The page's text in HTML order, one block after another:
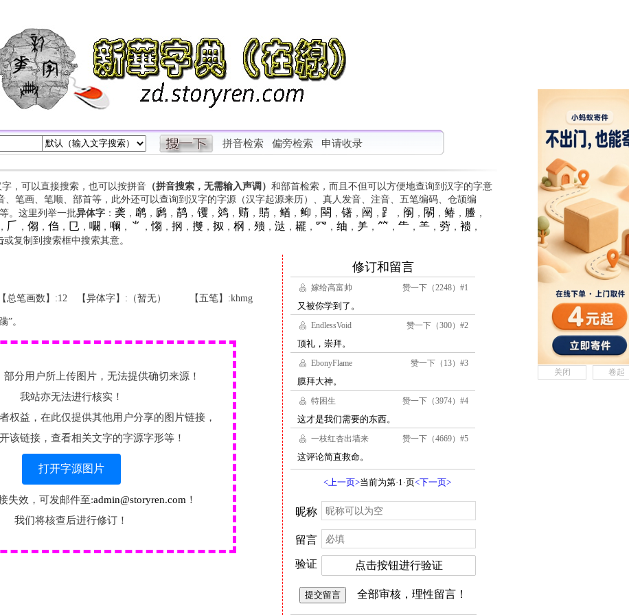
拼音检索 偏旁检索 申请收录
，可以直接搜索，也可以按拼音（拼音搜索，无需输入声调） 和部首检索，而且不但可以方便地查询到汉字的字意
笔画、笔顺、部首等，此外还可以查询到汉字的字源（汉字起源来历）、真人发音、注音、五笔编码、仓颉编
。这里列举一批异体字： 䶮 ， 䴙， 䴘， 䴖， 䦆， 䴔， 䞍， 䝼， 䲡 ， 䲟 ， 䦟 ， 䦃， 䦷 ， ⻊ ， 䦶 ， 䦛 ， 䲠 ， 䲢 ，
， 𠂆 ， 㑳 ， 㑇 ， 㔾 ， 㘚 ， 㘎 ， ⺌ ， 㥮 ， 㧏 ， 㩳， 㧐 ， 㭎 ， 㱮， 㳠 ， 䎱 ， ⺳ ， 䌷 ， ⺶， ⺮ ， ⺧， ⺷， 䓖， 䙌，
或复制到搜索框中搜索其意。
【总笔画数】:12 【异体字】:（暂无） 【五笔】:khmg
”。
部分用户所上传图片，无法提供确切来源！
我站亦无法进行核实！
权益，在此仅提供其他用户分享的图片链接，
该链接，查看相关文字的字源字形等！
打开字源图片
失效，可发邮件至:admin@storyren.com ！
我们将核查后进行修订！
关闭 卷起